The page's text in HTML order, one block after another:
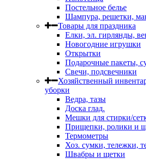
Постельное белье
Шампура, решетки,
Товары для праздника
Елки, эл. гирлянды,
Новогодние игрушки
Открытки
Подарочные пакеты,
Свечи, подсвечники
Хозяйственный
уборки
Ведра, тазы
Доска глад.
Мешки для стирки/
Прищепки, ролики и
Термометры
Хоз. сумки, тележки,
Швабры и щетки